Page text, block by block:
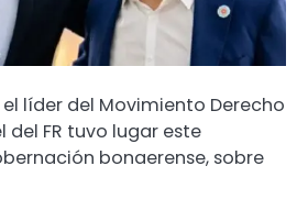
líder del Movimiento Derecho
del FR tuvo lugar este
bonaerense, sobre